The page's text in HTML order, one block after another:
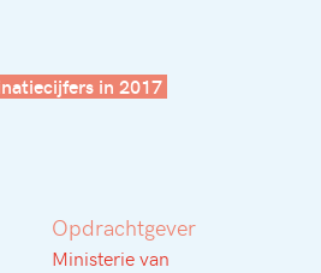
in 2017
Opdrachtgever
Ministerie van